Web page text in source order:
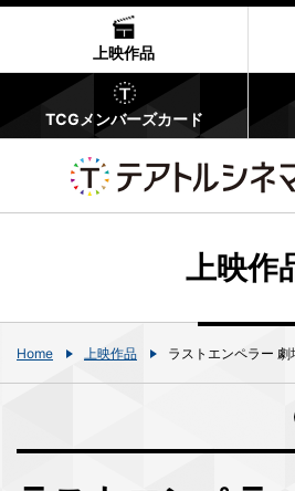
上映作品
TCGメンバーズカード
上映作
Home 上映作品 ラストエンペラー